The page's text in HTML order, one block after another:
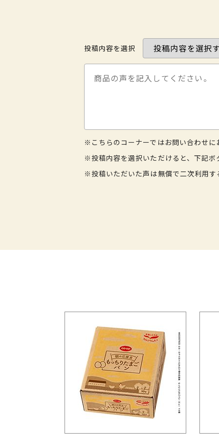
投稿内容を選択
※こちらのコーナーではお問い合わせ
※投稿内容を選択いただけると、下記ボ
※投稿いただいた声は無償で二次利用す